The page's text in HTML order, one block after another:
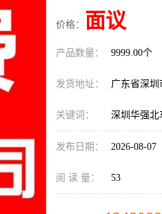
价格： 面议
产品数量： 9999.00个
发货地址： 广东省深
关键词： 深圳华强北
发布日期： 2026-08-07
阅 读 量： 53